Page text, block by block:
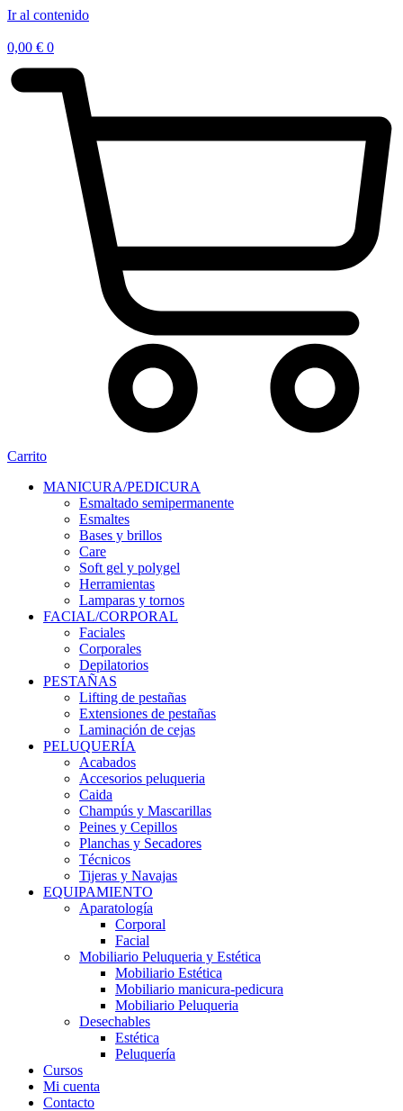
Ir al contenido
0,00 € 0
Carrito
MANICURA/PEDICURA
Esmaltado semipermanente
Esmaltes
Bases y brillos
Care
Soft gel y polygel
Herramientas
Lamparas y tornos
FACIAL/CORPORAL
Faciales
Corporales
Depilatorios
PESTAÑAS
Lifting de pestañas
Extensiones de pestañas
Laminación de cejas
PELUQUERÍA
Acabados
Accesorios peluqueria
Caida
Champús y Mascarillas
Peines y Cepillos
Planchas y Secadores
Técnicos
Tijeras y Navajas
EQUIPAMIENTO
Aparatología
Corporal
Facial
Mobiliario Peluqueria y Estética
Mobiliario Estética
Mobiliario manicura-pedicura
Mobiliario Peluqueria
Desechables
Estética
Peluquería
Cursos
Mi cuenta
Contacto